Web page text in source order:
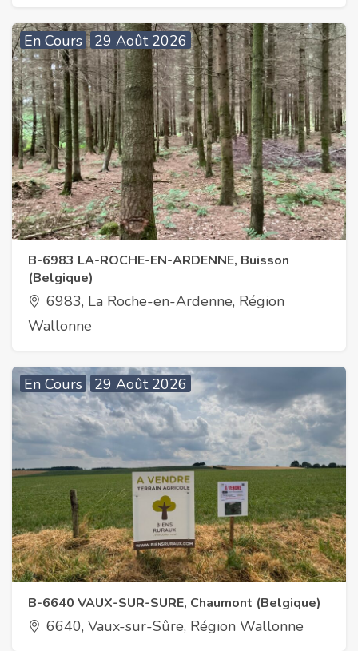
En Cours 29 Août 2026
B-6983 LA-ROCHE-EN-ARDENNE, Buisson
(Belgique)
6983, La Roche-en-Ardenne, Région
Wallonne
En Cours 29 Août 2026
B-6640 VAUX-SUR-SURE, Chaumont (Belgique)
6640, Vaux-sur-Sûre, Région Wallonne